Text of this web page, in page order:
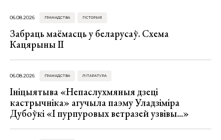
06.08.2026 ГРАМАДСТВА ГІСТОРЫЯ
Забраць маёмасць у беларусаў. Схема
Кацярыны ІІ
06.08.2026 ГРАМАДСТВА ЛІТАРАТУРА
Ініцыятыва «Непаслухмяныя дзеці
кастрычніка» агучыла паэму Уладзіміра
Дубоўкі «І пурпуровых ветразей узвівы...»